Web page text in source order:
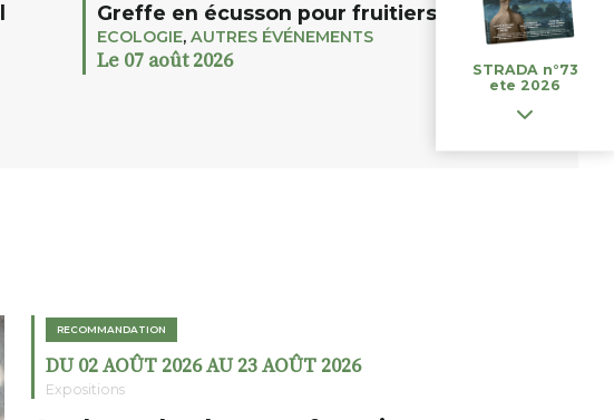
Greffe en écusson pour fruitiers et rosiers
ECOLOGIE, AUTRES ÉVÉNEMENTS
Le 07 août 2026
RECOMMANDATION
DU 02 AOÛT 2026 AU 23 AOÛT 2026
Expositions
STRADA n°73
ete 2026